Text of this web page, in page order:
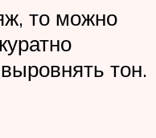
то можно
тон.